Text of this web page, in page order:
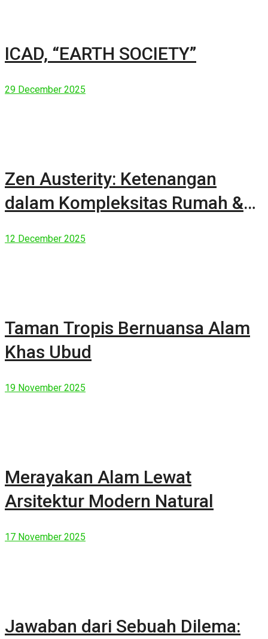
ICAD, “EARTH SOCIETY”
29 December 2025
Zen Austerity: Ketenangan
dalam Kompleksitas Rumah &
12 December 2025
Taman Tropis Bernuansa Alam
Khas Ubud
19 November 2025
Merayakan Alam Lewat
Arsitektur Modern Natural
17 November 2025
Jawaban dari Sebuah Dilema: